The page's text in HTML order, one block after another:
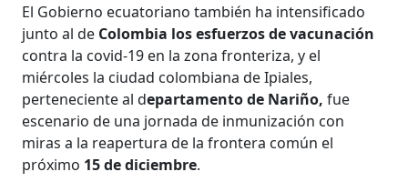
El Gobierno ecuatoriano también ha intensificado
junto al de Colombia los esfuerzos de vacunación
contra la covid-19 en la zona fronteriza, y el
miércoles la ciudad colombiana de Ipiales,
perteneciente al departamento de Nariño,fue
escenario de una jornada de inmunización con
miras a la reapertura de la frontera común el
próximo 15 de diciembre.